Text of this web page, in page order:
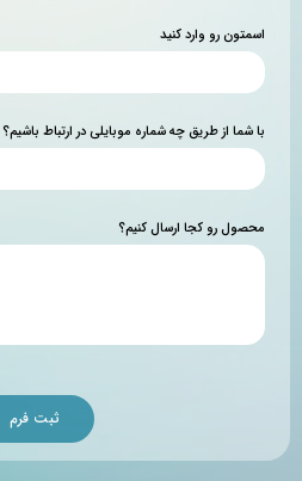
اسمتون رو وارد کنید
با شما از طریق چه شماره موبایلی در ارتباط باشیم؟
محصول رو کجا ارسال کنیم؟
ثبت فرم